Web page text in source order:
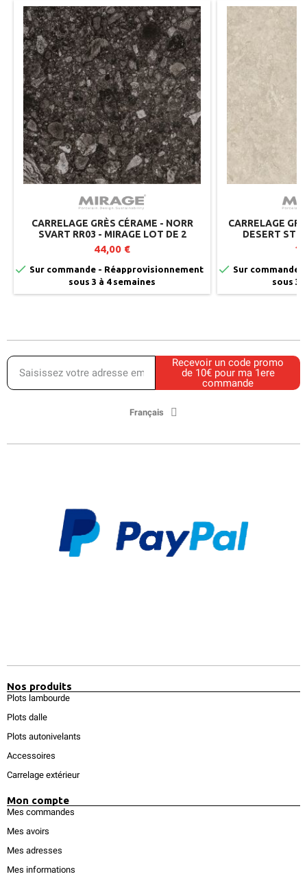
CARRELAGE GRÈS CÉRAME - NORR
SVART RR03 - MIRAGE LOT DE 2
44,00 €
 Sur commande - Réapprovisionnement
sous 3 à 4 semaines
CARRELAGE
DESERT
 Sur commande
sous 3
Recevoir un code promo
de 10€ pour ma 1ere
commande
Français
Nos produits
Plots lambourde
Plots dalle
Plots autonivelants
Accessoires
Carrelage extérieur
Mon compte
Mes commandes
Mes avoirs
Mes adresses
Mes informations